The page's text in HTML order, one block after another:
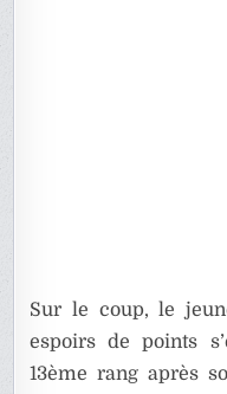
Sur le coup, le
espoirs de points
13ème rang après